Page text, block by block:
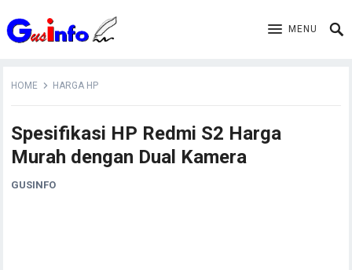
MENU
HOME HARGA HP
Spesifikasi HP Redmi S2 Harga
Murah dengan Dual Kamera
GUSINFO